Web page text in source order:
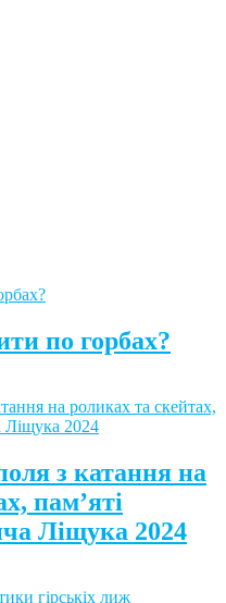
по горбах?
з катання на
пам’яті
Ліщука 2024